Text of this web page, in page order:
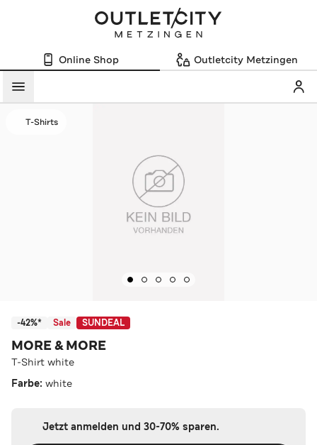
Online Shop Outletcity Metzingen
Menü
T-Shirts
-42%* Sale SUNDEAL
MORE & MORE
T-Shirt white
Farbe: white
Jetzt anmelden und 30-70% sparen.